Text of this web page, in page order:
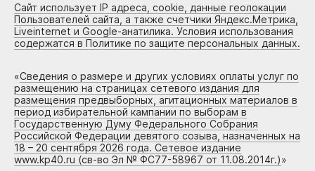
Сайт использует IP адреса, cookie, данные геолокации
Пользователей сайта, а также счетчики Яндекс.Метрика,
Liveinternet и Google-анатилика. Условия использования
содержатся в Политике по защите персональных данных.
«Сведения о размере и других условиях оплаты услуг по
размещению на страницах сетевого издания для
размещения предвыборных, агитационных материалов в
период избирательной кампании по выборам в
Государственную Думу Федерального Собрания
Российской Федерации девятого созыва, назначенных на
18 – 20 сентября 2026 года. Сетевое издание
www.kp40.ru (св-во Эл № ФС77-58967 от 11.08.2014г.)»